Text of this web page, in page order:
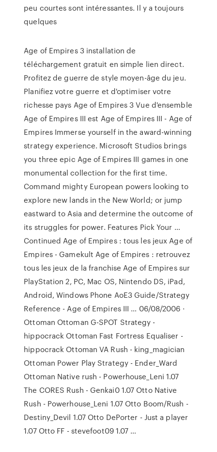
peu courtes sont intéressantes. Il y a toujours
quelques
Age of Empires 3 installation de
téléchargement gratuit en simple lien direct.
Profitez de guerre de style moyen-âge du jeu.
Planifiez votre guerre et d'optimiser votre
richesse pays Age of Empires 3 Vue d'ensemble
Age of Empires III est Age of Empires III - Age of
Empires Immerse yourself in the award-winning
strategy experience. Microsoft Studios brings
you three epic Age of Empires III games in one
monumental collection for the first time.
Command mighty European powers looking to
explore new lands in the New World; or jump
eastward to Asia and determine the outcome of
its struggles for power. Features Pick Your …
Continued Age of Empires : tous les jeux Age of
Empires - Gamekult Age of Empires : retrouvez
tous les jeux de la franchise Age of Empires sur
PlayStation 2, PC, Mac OS, Nintendo DS, iPad,
Android, Windows Phone AoE3 Guide/Strategy
Reference - Age of Empires III … 06/08/2006 ·
Ottoman Ottoman G-SPOT Strategy -
hippocrack Ottoman Fast Fortress Equaliser -
hippocrack Ottoman VA Rush - king_magician
Ottoman Power Play Strategy - Ender_Ward
Ottoman Native rush - Powerhouse_Leni 1.07
The CORES Rush - Genkai0 1.07 Otto Native
Rush - Powerhouse_Leni 1.07 Otto Boom/Rush -
Destiny_Devil 1.07 Otto DePorter - Just a player
1.07 Otto FF - stevefoot09 1.07 …